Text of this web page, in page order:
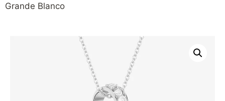
Grande Blanco